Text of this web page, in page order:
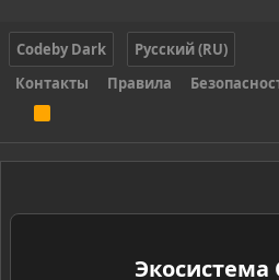
Codeby Dark
Русский (RU)
Контакты
Правила
S
Экосистема